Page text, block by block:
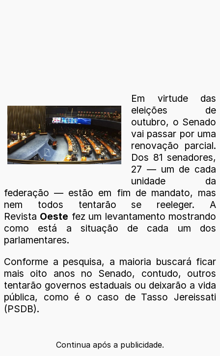
Em virtude das
eleições de
outubro, o Senado
vai passar por uma
renovação parcial.
Dos 81 senadores,
27 — um de cada
unidade da
federação — estão em fim de mandato, mas
nem todos tentarão se reeleger. A
Revista Oeste fez um levantamento mostrando
como está a situação de cada um dos
parlamentares.
Conforme a pesquisa, a maioria buscará ficar
mais oito anos no Senado, contudo, outros
tentarão governos estaduais ou deixarão a vida
pública, como é o caso de Tasso Jereissati
(PSDB).
Continua após a publicidade.